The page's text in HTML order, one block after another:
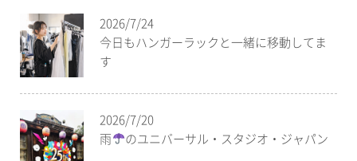
2026/7/24
今日もハンガーラックと一緒に移動してま
す
2026/7/20
雨
のユニバーサル・スタジオ・ジャパン